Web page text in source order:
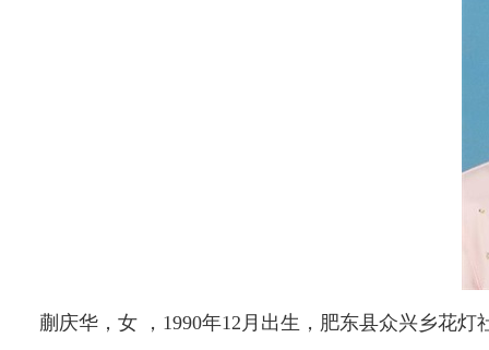
蒯庆华，女 ，1990年12月出生，肥东县众兴乡花